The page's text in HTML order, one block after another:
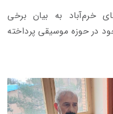
خرم‌آباد به بیان برخی
در حوزه موسیقی پرداخته